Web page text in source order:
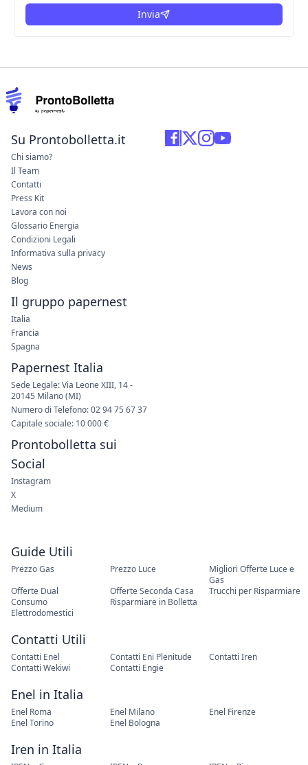
Invia
Guide Utili
Prezzo Gas Prezzo Luce
Migliori Offerte Luce e
Gas
Offerte Dual
Offerte Seconda Casa
Trucchi per Risparmiare
Consumo
Elettrodomestici
Risparmiare in Bolletta
Contatti Utili
Contatti Enel Contatti Eni Plenitude
Contatti Iren
Contatti Wekiwi
Contatti Engie
Enel in Italia
Enel Roma Enel Milano
Enel Firenze
Enel Torino
Enel Bologna
Iren in Italia
Su Prontobolletta.it
Chi siamo?
Il Team
Contatti
Press Kit
Lavora con noi
Glossario Energia
Condizioni Legali
Informativa sulla privacy
News
Blog
Il gruppo papernest
Italia
Francia
Spagna
Papernest Italia
Sede Legale: Via Leone XIII, 14 -
20145 Milano (MI)
Numero di Telefono: 02 94 75 67 37
Capitale sociale: 10 000 €
Prontobolletta sui
Social
Instagram
X
Medium